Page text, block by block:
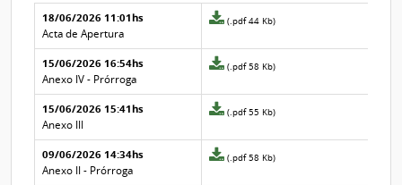
Aclaraciones del llamado
Fecha y
texto de
la
aclaración
Archivo
de la
aclaración
18/06/2026 11:01hs
Acta de Apertura
Archivo
de
la
Nº
4
(.pdf 44 Kb)
15/06/2026 16:54hs
Anexo IV - Prórroga
Archivo
de
la
Nº
3
(.pdf 58 Kb)
15/06/2026 15:41hs
Anexo III
Archivo
de
la
(.pdf 55 Kb)
09/06/2026 14:34hs
Anexo II - Prórroga
Archivo
(.pdf 58 Kb)